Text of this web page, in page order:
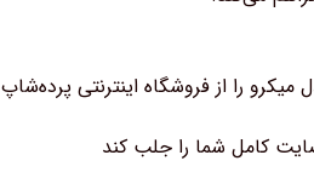
را از فروشگاه اینترنتی پرده‌شاپ
کامل شما را جلب کند